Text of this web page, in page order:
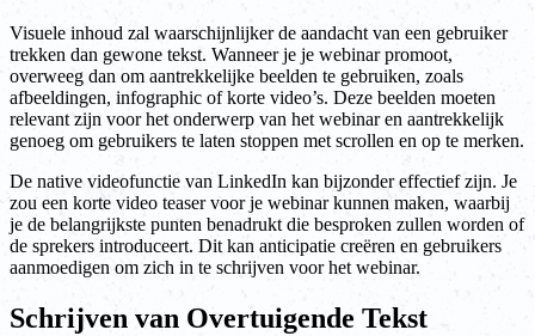
Visuele inhoud zal waarschijnlijker de aandacht van een gebruiker
trekken dan gewone tekst. Wanneer je je webinar promoot,
overweeg dan om aantrekkelijke beelden te gebruiken, zoals
afbeeldingen, infographic of korte video’s. Deze beelden moeten
relevant zijn voor het onderwerp van het webinar en aantrekkelijk
genoeg om gebruikers te laten stoppen met scrollen en op te merken.
De native videofunctie van LinkedIn kan bijzonder effectief zijn. Je
zou een korte video teaser voor je webinar kunnen maken, waarbij
je de belangrijkste punten benadrukt die besproken zullen worden of
de sprekers introduceert. Dit kan anticipatie creëren en gebruikers
aanmoedigen om zich in te schrijven voor het webinar.
Schrijven van Overtuigende Tekst